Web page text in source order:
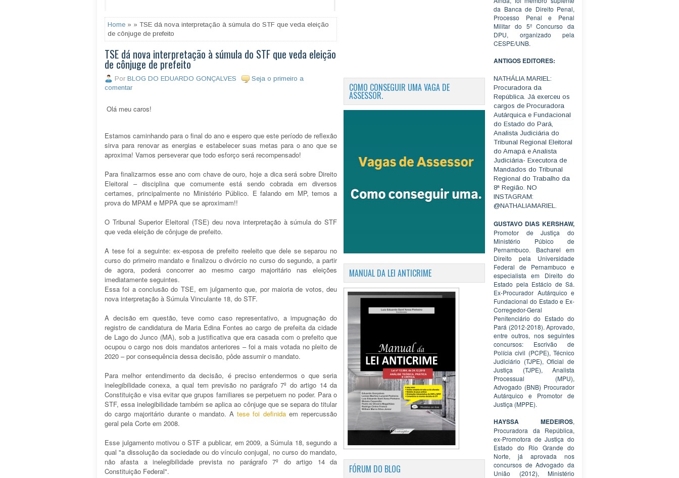
Home » » TSE dá nova interpretação à súmula do STF que veda eleição
de cônjuge de prefeito
TSE dá nova interpretação à súmula do STF que veda eleição
de cônjuge de prefeito
Por BLOG DO EDUARDO GONÇALVES
Seja o primeiro a
comentar
Olá meu caros!
Estamos caminhando para o final do ano e espero que este período de reflexão
sirva para renovar as energias e estabelecer suas metas para o ano que se
aproxima! Vamos perseverar que todo esforço será recompensado!
Para finalizarmos esse ano com chave de ouro, hoje a dica será sobre Direito
Eleitoral – disciplina que comumente está sendo cobrada em diversos
certames, principalmente no Ministério Público. E falando em MP, temos a
prova do MPAM e MPPA que se aproximam!!
O Tribunal Superior Eleitoral (TSE) deu nova interpretação à súmula do STF
que veda eleição de cônjuge de prefeito.
A tese foi a seguinte: ex-esposa de prefeito reeleito que dele se separou no
curso do primeiro mandato e finalizou o divórcio no curso do segundo, a partir
de agora, poderá concorrer ao mesmo cargo majoritário nas eleições
imediatamente seguintes.
Essa foi a conclusão do TSE, em julgamento que, por maioria de votos, deu
nova interpretação à Súmula Vinculante 18, do STF.
A decisão em questão, teve como caso representativo, a impugnação do
registro de candidatura de Maria Edina Fontes ao cargo de prefeita da cidade
de Lago do Junco (MA), sob a justificativa que era casada com o prefeito que
ocupou o cargo nos dois mandatos anteriores – foi a mais votada no pleito de
2020 – por consequência dessa decisão, pôde assumir o mandato.
Para melhor entendimento da decisão, é preciso entendermos o que seria
inelegibilidade conexa, a qual tem previsão no parágrafo 7º do artigo 14 da
Constituição e visa evitar que grupos familiares se perpetuem no poder. Para o
STF, essa inelegibilidade também se aplica ao cônjuge que se separa do titular
do cargo majoritário durante o mandato. Atese foi definidaem repercussão
geral pela Corte em 2008.
Esse julgamento motivou o STF a publicar, em 2009, a Súmula 18, segundo a
qual "a dissolução da sociedade ou do vínculo conjugal, no curso do mandato,
não afasta a inelegibilidade prevista no parágrafo 7º do artigo 14 da
Constituição Federal".
COMO CONSEGUIR UMA VAGA DE
ASSESSOR.
MANUAL DA LEI ANTICRIME
FÓRUM DO BLOG
da Banca de Direito Penal,
Processo Penal e Penal
Militar do 5º Concurso da
DPU, organizado pela
CESPE/UNB.
ANTIGOS EDITORES:
NATHÁLIA MARIEL:
Procuradora da
República. Já exerceu os
cargos de Procuradora
Autárquica e Fundacional
do Estado do Pará,
Analista Judiciária do
Tribunal Regional Eleitoral
do Amapá e Analista
Judiciária- Executora de
Mandados do Tribunal
Regional do Trabalho da
8ª Região. NO
INSTAGRAM:
@NATHALIAMARIEL.
GUSTAVO DIAS KERSHAW,
Promotor de Justiça do
Ministério Púbico de
Pernambuco. Bacharel em
Direito pela Universidade
Federal de Pernambuco e
especialista em Direito do
Estado pela Estácio de Sá.
Ex-Procurador Autárquico e
Fundacional do Estado e Ex-
Corregedor-Geral
Penitenciário do Estado do
Pará (2012-2018). Aprovado,
entre outros, nos seguintes
concursos: Escrivão de
Polícia civil (PCPE), Técnico
Judiciário (TJPE), Oficial de
Justiça (TJPE), Analista
Processual (MPU),
Advogado (BNB) Procurador
Autárquico e Promotor de
Justiça (MPPE).
HAYSSA MEDEIROS,
Procuradora da República,
ex-Promotora de Justiça do
Estado do Rio Grande do
Norte, já aprovada nos
concursos de Advogado da
União (2012), Ministério